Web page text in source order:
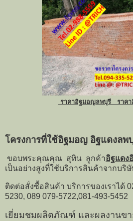
ราคาอิฐมอญลพบุรี ราคา
โครงการที่ใช้อิฐมอญ อิฐแดงลพ
ขอบพระคุณคุณ สุทิน ลูกค้าอิฐแดง
เป็นอย่างสูงที่ใช้บริการสินค้าจากบริษั
ติดต่อสั่งซื้อสินค้า บริการของเราได้
5230, 089 079-5722,081-493-5452
เยี่ยมชมผลิตภัณฑ์ และผลงานขา